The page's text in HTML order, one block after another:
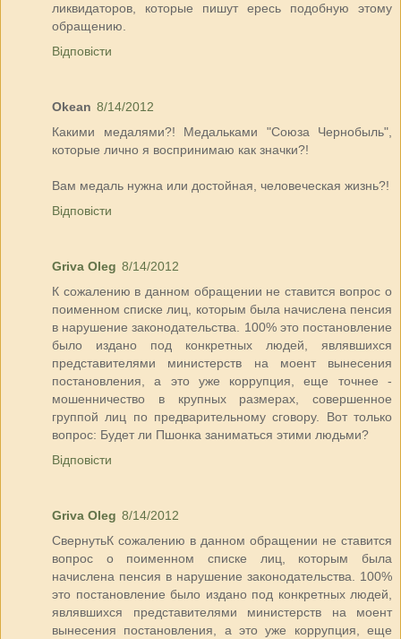
ликвидаторов, которые пишут ересь подобную этому
обращению.
Відповісти
Okean 8/14/2012
Какими медалями?! Медальками "Союза Чернобыль",
которые лично я воспринимаю как значки?!
Вам медаль нужна или достойная, человеческая жизнь?!
Відповісти
Griva Oleg 8/14/2012
К сожалению в данном обращении не ставится вопрос о
поименном списке лиц, которым была начислена пенсия
в нарушение законодательства. 100% это постановление
было издано под конкретных людей, являвшихся
представителями министерств на моент вынесения
постановления, а это уже коррупция, еще точнее -
мошенничество в крупных размерах, совершенное
группой лиц по предварительному сговору. Вот только
вопрос: Будет ли Пшонка заниматься этими людьми?
Відповісти
Griva Oleg 8/14/2012
СвернутьК сожалению в данном обращении не ставится
вопрос о поименном списке лиц, которым была
начислена пенсия в нарушение законодательства. 100%
это постановление было издано под конкретных людей,
являвшихся представителями министерств на моент
вынесения постановления, а это уже коррупция, еще